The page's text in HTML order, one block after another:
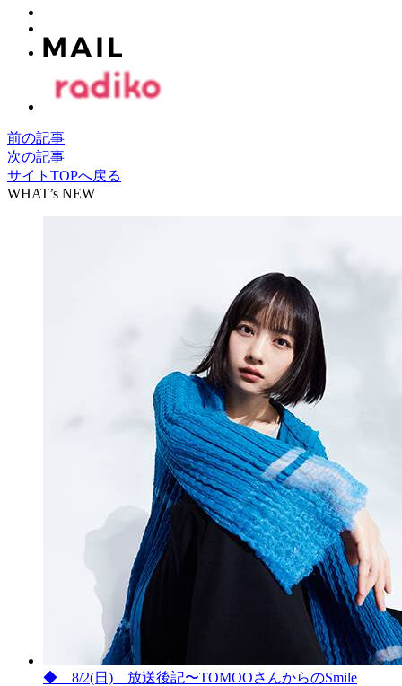
前の記事
次の記事
サイトTOPへ戻る
WHAT’s NEW
◆ 8/2(日) 放送後記〜TOMOOさんからのSmile